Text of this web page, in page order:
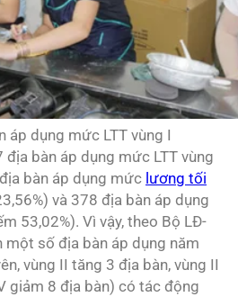
áp dụng mức LTT vùng I
địa bàn áp dụng mức LTT vùng
bàn áp dụng mức lương tối
và 378 địa bàn áp dụng
53,02%). Vì vậy, theo Bộ LĐ-
một số địa bàn áp dụng năm
vùng II tăng 3 địa bàn, vùng II
giảm 8 địa bàn) có tác động